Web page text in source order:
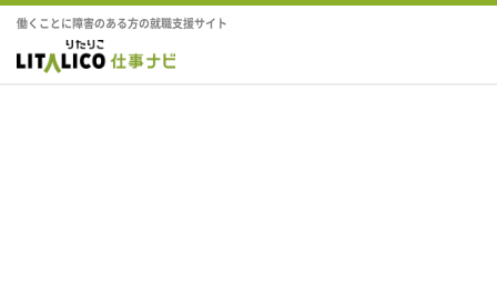
働くことに障害のある方の就職支援サイト